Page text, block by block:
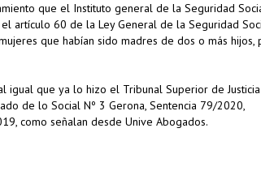
que el Instituto general de la Seguridad
artículo 60 de la Ley General de la Seguridad
que habían sido madres de dos o más hijos,
igual que ya lo hizo el Tribunal Superior de
de lo Social Nº 3 Gerona, Sentencia 79/2020,
como señalan desde Unive Abogados.